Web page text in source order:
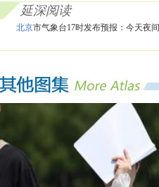
延深阅读
北京市气象台17时发布预报：今天夜间